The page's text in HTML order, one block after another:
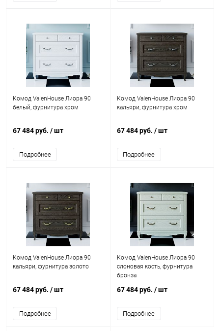
Комод ValenHouse Лиора 90
белый, фурнитура хром
67 484 руб. / шт
Подробнее
Комод ValenHouse Лиора 90
кальяри, фурнитура хром
67 484 руб. / шт
Подробнее
Комод ValenHouse Лиора 90
кальяри, фурнитура золото
67 484 руб. / шт
Подробнее
Комод ValenHouse Лиора 90
слоновая кость, фурнитура
бронза
67 484 руб. / шт
Подробнее